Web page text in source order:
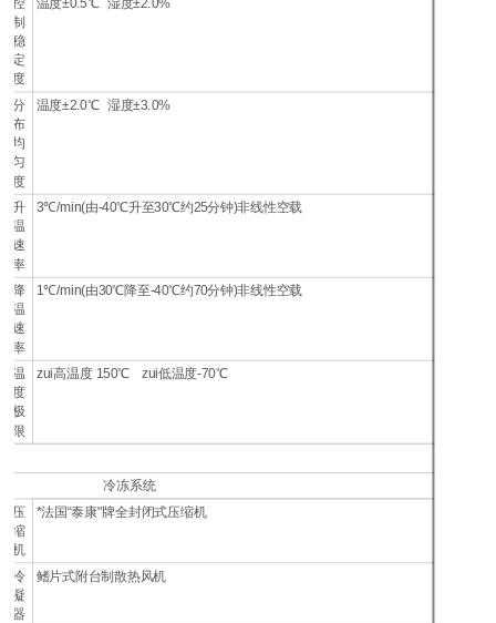
制
稳
定
度
分
布
均
匀
度
温度±2.0℃ 湿度±3.0%
升
温
速
率
3℃/min(由-40℃升至30℃约25分钟)非线性空载
降
温
速
率
1℃/min(由30℃降至-40℃约70分钟)非线性空载
温
度
极
限
zui高温度 150℃ zui低温度-70℃
冷冻系统
压
缩
机
*法国“泰康"牌全封闭式压缩机
冷
凝
器
鳍片式附台制散热风机